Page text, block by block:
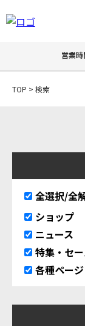
営業
TOP > 検索
全選択/全
ショップ
ニュース
特集・セ
各種ページ